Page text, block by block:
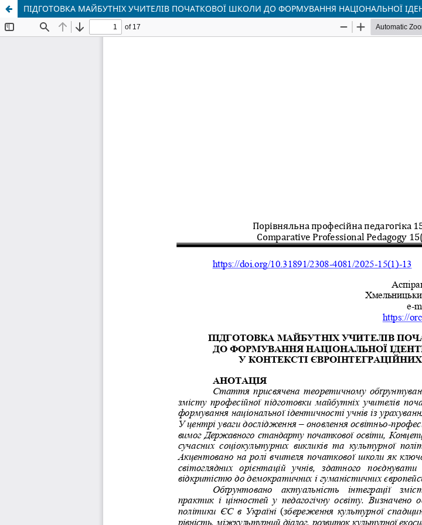
ПІДГОТОВКА МАЙБУТНІХ УЧИТЕЛІВ ПОЧАТКОВОЇ ШКОЛИ ДО ФОРМУВАННЯ НАЦІОНАЛЬНОЇ